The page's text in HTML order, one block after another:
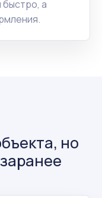
быстро, а
но